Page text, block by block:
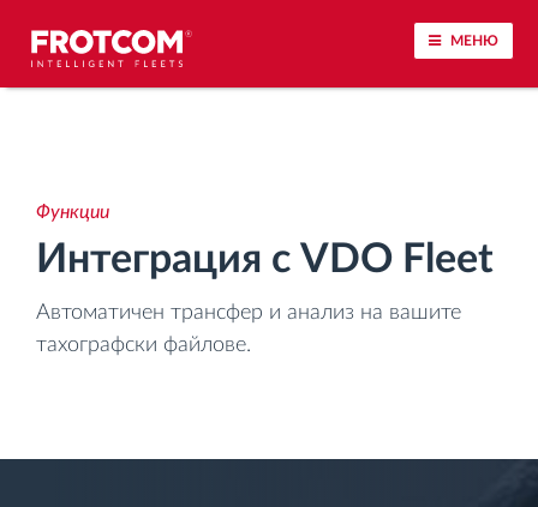
МЕНЮ
Наблюдение на времената за шофиране
Функции
Интеграция с VDO Fleet
Автоматичен трансфер и анализ на вашите
тахографски файлове.